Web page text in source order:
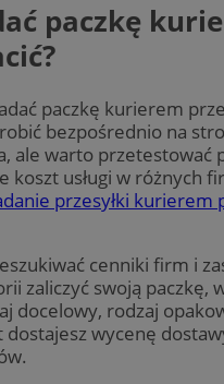
paczkę
paczkę kurierem
bezpośrednio na
ale warto przetestować
koszt usługi w różnych
przesyłki kurierem
cenniki firm i
zaliczyć swoją paczkę,
docelowy, rodzaj
dostajesz wycenę